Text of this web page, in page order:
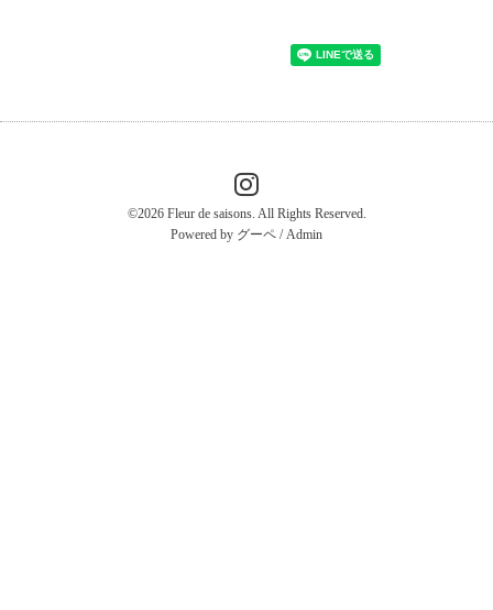
©2026 Fleur de saisons. All Rights Reserved.
Powered by グーペ /Admin